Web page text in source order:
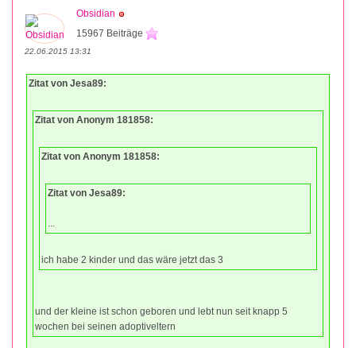
Obsidian
15967 Beiträge
22.06.2015 13:31
Zitat von Jesa89:
Zitat von Anonym 181858:
Zitat von Anonym 181858:
Zitat von Jesa89:
ich habe 2 kinder und das wäre jetzt das 3
und der kleine ist schon geboren und lebt nun seit knapp 5
wochen bei seinen adoptiveltern